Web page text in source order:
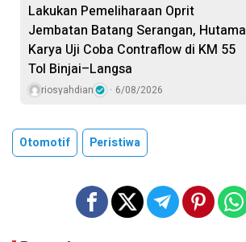
Lakukan Pemeliharaan Oprit
Jembatan Batang Serangan, Hutama
Karya Uji Coba Contraflow di KM 55
Tol Binjai–Langsa
riosyahdian 6/08/2026
Otomotif Peristiwa